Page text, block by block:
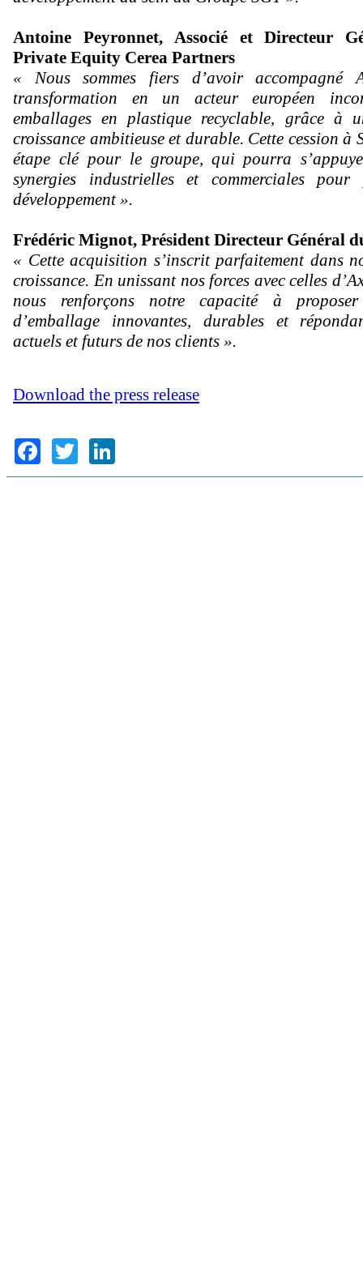
Antoine Peyronnet, Associé et Directeur
Private Equity Cerea Partners
« Nous sommes fiers d’avoir accompagné
transformation en un acteur européen
emballages en plastique recyclable, grâce à
croissance ambitieuse et durable. Cette cession à
étape clé pour le groupe, qui pourra
synergies industrielles et commerciales pour
développement ».
Frédéric Mignot, Président Directeur Général
« Cette acquisition s’inscrit parfaitement dans
croissance. En unissant nos forces avec celles
nous renforçons notre capacité à
d’emballage innovantes, durables et
actuels et futurs de nos clients ».
Download the press release
FacebookTwitter